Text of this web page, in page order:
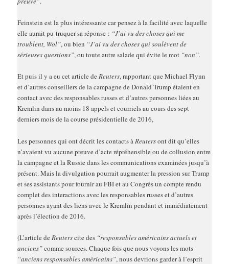
Feinstein est la plus intéressante car pensez à la facilité avec laquelle
elle aurait pu truquer sa réponse : “J’ai vu des choses qui me
troublent, Wol”, ou bien “J’ai vu des choses qui soulèvent de
sérieuses questions”, ou toute autre salade qui évite le mot “non”.
Et puis il y a eu cet article deReuters, rapportant que Michael Flynn
et d’autres conseillers de la campagne de Donald Trump étaient en
contact avec des responsables russes et d’autres personnes liées au
Kremlin dans au moins 18 appels et courriels au cours des sept
derniers mois de la course présidentielle de 2016,
Les personnes qui ont décrit les contacts à Reutersont dit qu’elles
n’avaient vu aucune preuve d’acte répréhensible ou de collusion entre
la campagne et la Russie dans les communications examinées jusqu’à
présent. Mais la divulgation pourrait augmenter la pression sur Trump
et ses assistants pour fournir au FBI et au Congrès un compte rendu
complet des interactions avec les responsables russes et d’autres
personnes ayant des liens avec le Kremlin pendant et immédiatement
après l’élection de 2016.
(L’article deReuterscite des “responsables américains actuels et
anciens”comme sources. Chaque fois que nous voyons les mots
“anciens responsables américains”, nous devrions garder à l’esprit